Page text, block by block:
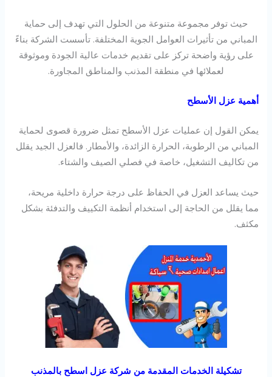
حيث توفر مجموعة متنوعة من الحلول التي تهدف إلى حماية
المباني من تأثيرات العوامل الجوية المختلفة. تأسست الشركة بناءً
على رؤية واضحة تركز على تقديم خدمات عالية الجودة وموثوقة
لعملائها في منطقة المذنب والمناطق المجاورة.
أهمية عزل الأسطح
يمكن القول إن عمليات عزل الأسطح تمثل ضرورة قصوى لحماية
المباني من الرطوبة، الحرارة الزائدة، والأمطار. فالعزل الجيد يقلل
من تكاليف التشغيل، خاصة في فصلي الصيف والشتاء.
حيث يساعد العزل في الحفاظ على درجة حرارة داخلية مريحة،
مما يقلل من الحاجة إلى استخدام أنظمة التكييف والتدفئة بشكل
مكثف.
تشكيلة الخدمات المقدمة من شركة عزل اسطح بالمذنب